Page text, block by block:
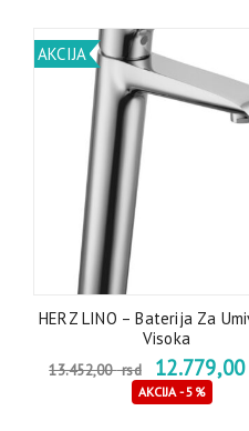
AKCIJA
HERZ LINO – Baterija Za
Visoka
13.452,00rsd 12.779,00
AKCIJA - 5%